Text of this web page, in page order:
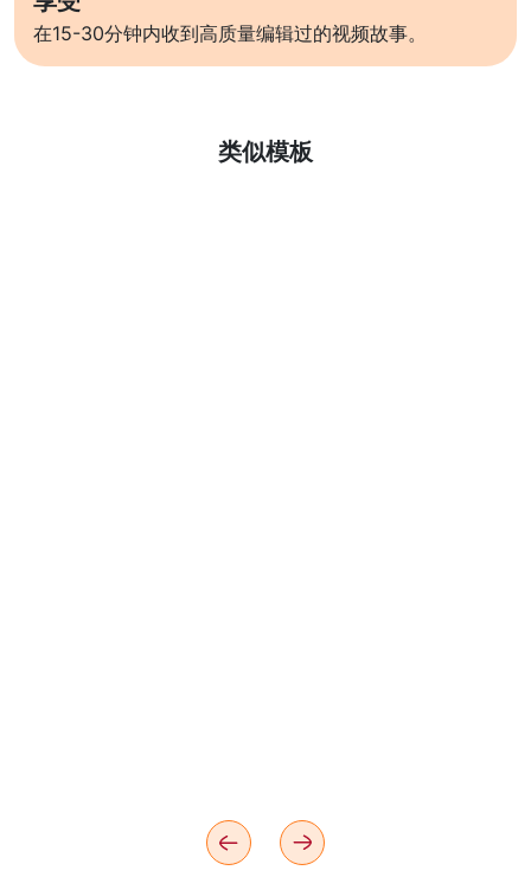
在15-30分钟内收到高质量编辑过的视频故事。
类似模板
了解更多